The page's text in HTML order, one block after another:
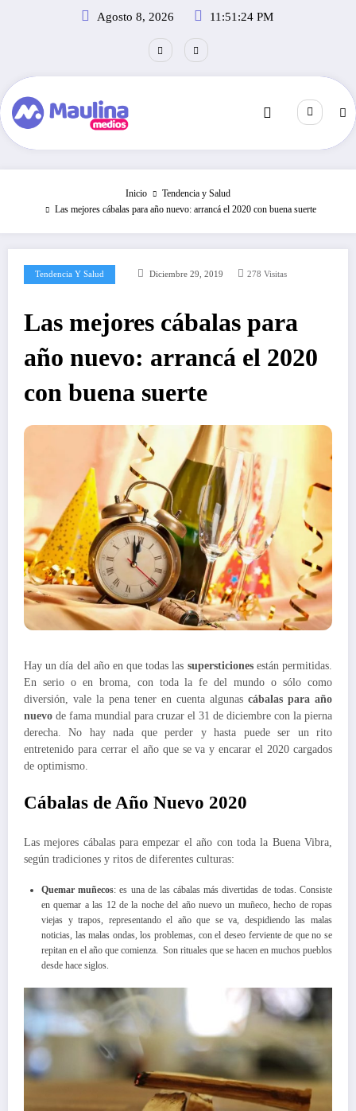
Agosto 8, 2026 11:51:25 PM
Inicio
Tendencia y Salud
Las mejores cábalas para año nuevo: arrancá el 2020 con buena suerte
Tendencia Y Salud Diciembre 29, 2019 278 Visitas
Las mejores cábalas para
año nuevo: arrancá el 2020
con buena suerte
Hay un día del año en que todas las supersticionesestán permitidas.
En serio o en broma, con toda la fe del mundo o sólo como
diversión, vale la pena tener en cuenta algunas cábalas para año
nuevo de fama mundial para cruzar el 31 de diciembre con la pierna
derecha. No hay nada que perder y hasta puede ser un rito
entretenido para cerrar el año que se va y encarar el 2020 cargados
de optimismo.
Cábalas de Año Nuevo 2020
Las mejores cábalas para empezar el año con toda la Buena Vibra,
según tradiciones y ritos de diferentes culturas:
Quemar muñecos: es una de las cábalas más divertidas de todas. Consiste
en quemar a las 12 de la noche del año nuevo un muñeco, hecho de ropas
viejas y trapos, representando el año que se va, despidiendo las malas
noticias, las malas ondas, los problemas, con el deseo ferviente de que no se
repitan en el año que comienza. Son rituales que se hacen en muchos pueblos
desde hace siglos.